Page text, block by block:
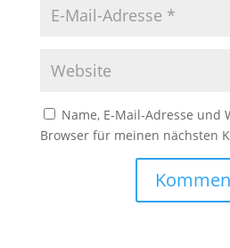
Name, E-Mail-Adresse und
Browser für meinen nächsten